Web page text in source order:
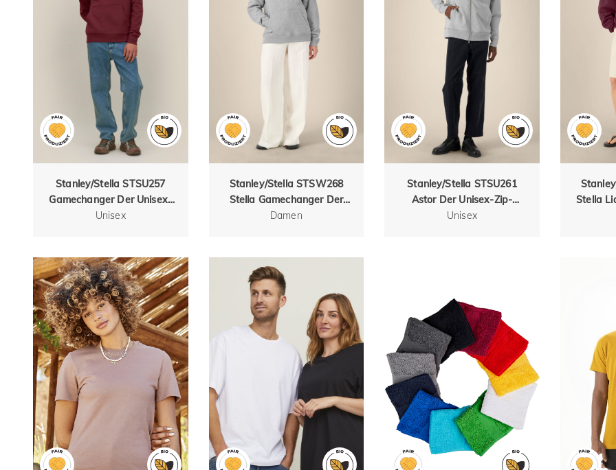
Stanley/Stella STSU257
Gamechanger Der Unisex-
Hoodie aus recycelter
Unisex
Stanley/Stella STSW268
Stella Gamechanger Der
Damen-Hoodie aus
Damen
Stanley/Stella STSU261
Astor Der Unisex-Zip-
Hoodie aus Baumwolle-
Unisex
Stella